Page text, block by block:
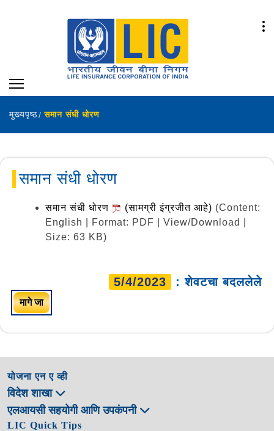
मुख्यपृष्ठ समान संधी धोरण
समान संधी धोरण
समान संधी धोरण (सामग्री इंग्रजीत आहे) (Content:
English | Format: PDF | View/Download |
Size: 63 KB)
5/4/2023 : शेवटचा बदललेले
मागे जा
योजना एन ए व्ही
विदेश शाखा
एलआयसी सहयोगी आणि उपकंपनी
LIC Quick Tips